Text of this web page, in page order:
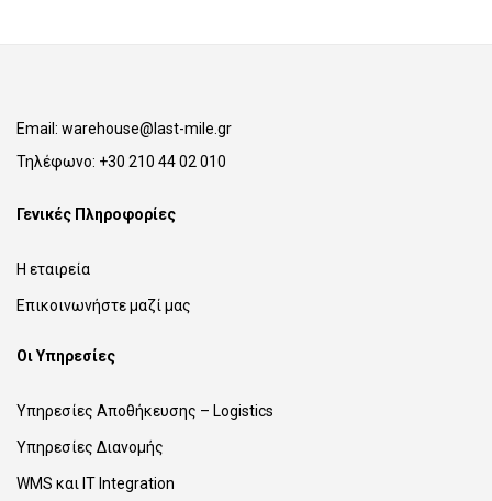
Email: warehouse@last-mile.gr
Τηλέφωνο: +30 210 44 02 010
Γενικές Πληροφορίες
Η εταιρεία
Επικοινωνήστε μαζί μας
Οι Υπηρεσίες
Υπηρεσίες Αποθήκευσης – Logistics
Υπηρεσίες Διανομής
WMS και IT Integration